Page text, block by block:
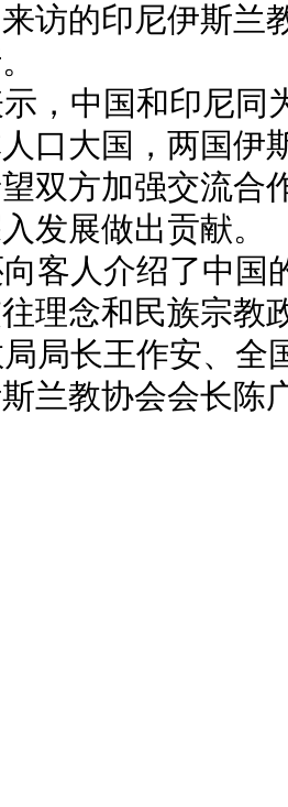
访的印尼伊斯兰
，中国和印尼同
口大国，两国伊
双方加强交流合
发展做出贡献。
客人介绍了中国
理念和民族宗教
局长王作安、全
兰教协会会长陈